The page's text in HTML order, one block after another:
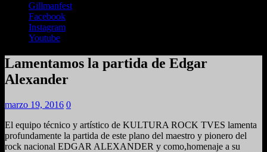
Gillmanfest
Facebook
Instagram
Youtube
Lamentamos la partida de Edgar
Alexander
marzo 19, 2016 0
El equipo técnico y artístico de KULTURA ROCK TVES lamenta
profundamente la partida de este plano del maestro y pionero del
rock nacional EDGAR ALEXANDER y como,homenaje a su